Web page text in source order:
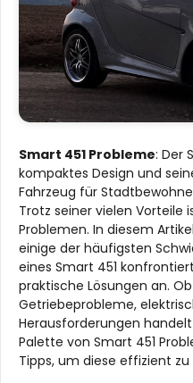
Smart 451 Probleme: Der
kompaktes Design und
Fahrzeug für
Trotz seiner vielen Vorteile
Problemen. In diesem
einige der häufigsten
eines Smart 451
praktische Lösungen an.
Getriebeprobleme,
Herausforderungen
Palette von Smart 451
Tipps, um diese effizient zu